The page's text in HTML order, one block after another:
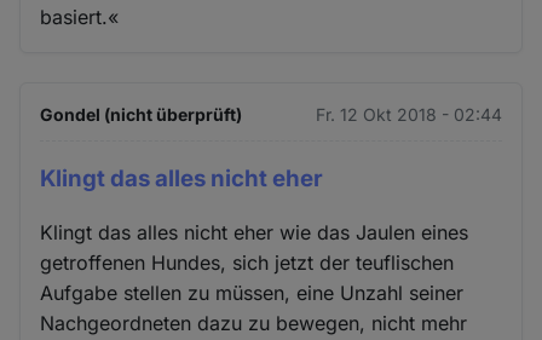
basiert.«
Gondel (nicht überprüft) Fr. 12 Okt 2018 - 02:44
Klingt das alles nicht eher
Klingt das alles nicht eher wie das Jaulen eines
getroffenen Hundes, sich jetzt der teuflischen
Aufgabe stellen zu müssen, eine Unzahl seiner
Nachgeordneten dazu zu bewegen, nicht mehr